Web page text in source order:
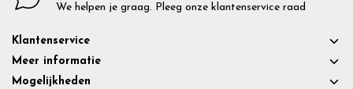
We helpen je graag. Pleeg onze klantenservice raad
Klantenservice
Meer informatie
Mogelijkheden